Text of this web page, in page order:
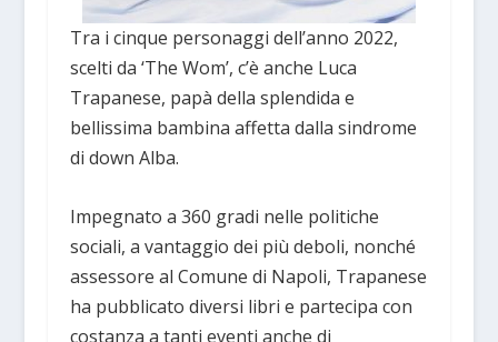
Tra i cinque personaggi dell’anno 2022,
scelti da ‘The Wom’, c’è anche Luca
Trapanese, papà della splendida e
bellissima bambina affetta dalla sindrome
di down Alba.
Impegnato a 360 gradi nelle politiche
sociali, a vantaggio dei più deboli, nonché
assessore al Comune di Napoli, Trapanese
ha pubblicato diversi libri e partecipa con
costanza a tanti eventi anche di